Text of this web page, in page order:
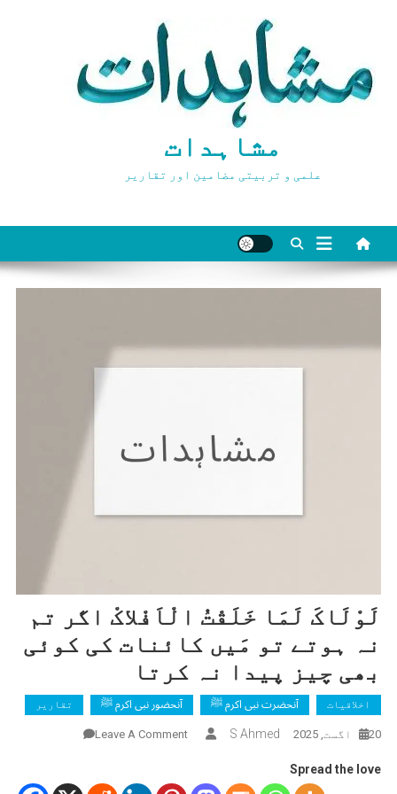
مشاہدات
علمی و تربیتی مضامین اور تقاریر
لَوْلَاکَ لَمَا خَلَقْتُ الْاَفْلاکْ اگر تم
نہ ہوتے تو مَیں کائنات کی کوئی
بھی چیز پیدا نہ کرتا
اخلاقیات آنحضرت نبی اکرم ﷺ آنحضور نبی اکرم ﷺ تقاریر
20 اگست, 2025 S Ahmed
Leave A Comment
Spread the love